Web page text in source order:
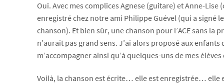
Oui. Avec mes complices Agnese (guitare) et Anne-Lise
enregistré chez notre ami Philippe Guével (qui a signé
chanson). Et bien sûr, une chanson pour l’ACE sans la
n’aurait pas grand sens. J’ai alors proposé aux enfants
m’accompagner ainsi qu’à quelques-uns de mes
Voilà, la chanson est écrite… elle est enregistrée… elle